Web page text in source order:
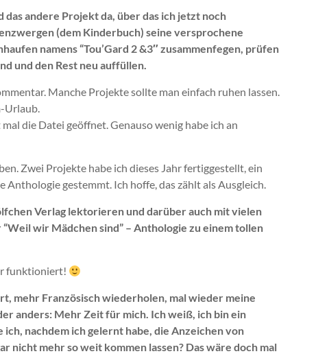
das andere Projekt da, über das ich jetzt noch
(dem Kinderbuch) seine versprochene
namens “Tou’Gard 2 &3″ zusammenfegen, prüfen
und den Rest neu auffüllen.
Manche Projekte sollte man einfach ruhen lassen.
Urlaub.
die Datei geöffnet. Genauso wenig habe ich an
Zwei Projekte habe ich dieses Jahr fertiggestellt, ein
Anthologie gestemmt. Ich hoffe, das zählt als Ausgleich.
Verlag lektorieren und darüber auch mit vielen
wir Mädchen sind” – Anthologie zu einem tollen
funktioniert!
mehr Französisch wiederholen, mal wieder meine
anders: Mehr Zeit für mich. Ich weiß, ich bin ein
nachdem ich gelernt habe, die Anzeichen von
nicht mehr so weit kommen lassen? Das wäre doch mal